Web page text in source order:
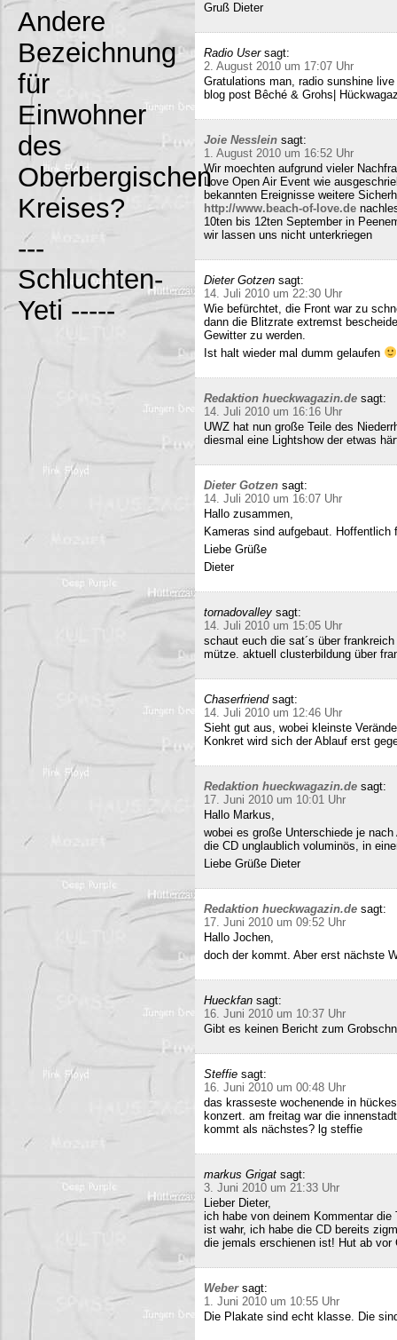
Andere
Bezeichnung
für
Einwohner
des
Oberbergischen
Kreises?
---
Schluchten-
Yeti -----
Gruß Dieter
Radio User sagt:
2. August 2010 um 17:07 Uhr
Gratulations man, radio sunshine
blog post Bêché & Grohs|
Joie Nesslein sagt:
1. August 2010 um 16:52 Uhr
Wir moechten aufgrund vieler
Love Open Air Event wie
bekannten Ereignisse weitere
http://www.beach-of-love.de
10ten bis 12ten September in
wir lassen uns nicht unterkriegen
Dieter Gotzen sagt:
14. Juli 2010 um 22:30 Uhr
Wie befürchtet, die Front war zu
dann die Blitzrate extremst
Gewitter zu werden.
Ist halt wieder mal dumm gelaufen
Redaktion hueckwagazin.de sagt:
14. Juli 2010 um 16:16 Uhr
UWZ hat nun große Teile des
diesmal eine Lightshow der etwas
Dieter Gotzen sagt:
14. Juli 2010 um 16:07 Uhr
Hallo zusammen,
Kameras sind aufgebaut.
Liebe Grüße
Dieter
tornadovalley sagt:
14. Juli 2010 um 15:05 Uhr
schaut euch die sat´s über
mütze. aktuell clusterbildung über
Chaserfriend sagt:
14. Juli 2010 um 12:46 Uhr
Sieht gut aus, wobei kleinste
Konkret wird sich der Ablauf erst
Redaktion hueckwagazin.de sagt:
17. Juni 2010 um 10:01 Uhr
Hallo Markus,
wobei es große Unterschiede je
die CD unglaublich voluminös, in
Liebe Grüße Dieter
Redaktion hueckwagazin.de sagt:
17. Juni 2010 um 09:52 Uhr
Hallo Jochen,
doch der kommt. Aber erst nächste
Hueckfan sagt:
16. Juni 2010 um 10:37 Uhr
Gibt es keinen Bericht zum
Steffie sagt:
16. Juni 2010 um 00:48 Uhr
das krasseste wochenende in
konzert. am freitag war die
kommt als nächstes? lg steffie
markus Grigat sagt:
3. Juni 2010 um 21:33 Uhr
Lieber Dieter,
ich habe von deinem Kommentar
ist wahr, ich habe die CD bereits
die jemals erschienen ist! Hut ab vor
Weber sagt:
1. Juni 2010 um 10:55 Uhr
Die Plakate sind echt klasse. Die